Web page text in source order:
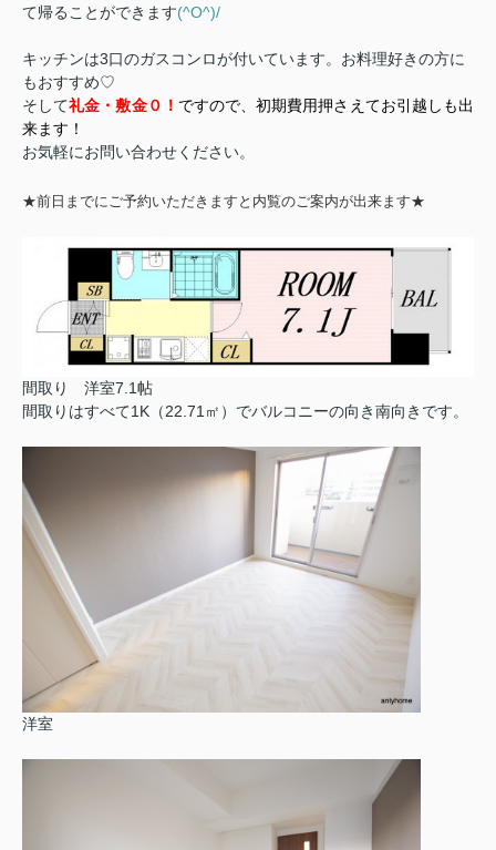
て帰ることができます(^O^)/
キッチンは3口のガスコンロが付いています。お料理好きの方に
もおすすめ♡
そして礼金・敷金０！ ですので、初期費用押さえてお引越しも出
来ます！
お気軽にお問い合わせください。
★前日までにご予約いただきますと内覧のご案内が出来ます★
間取り 洋室7.1帖
間取りはすべて1K（22.71㎡）でバルコニーの向き南向きです。
洋室